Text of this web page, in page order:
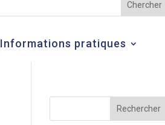
Informations pratiques
Rechercher